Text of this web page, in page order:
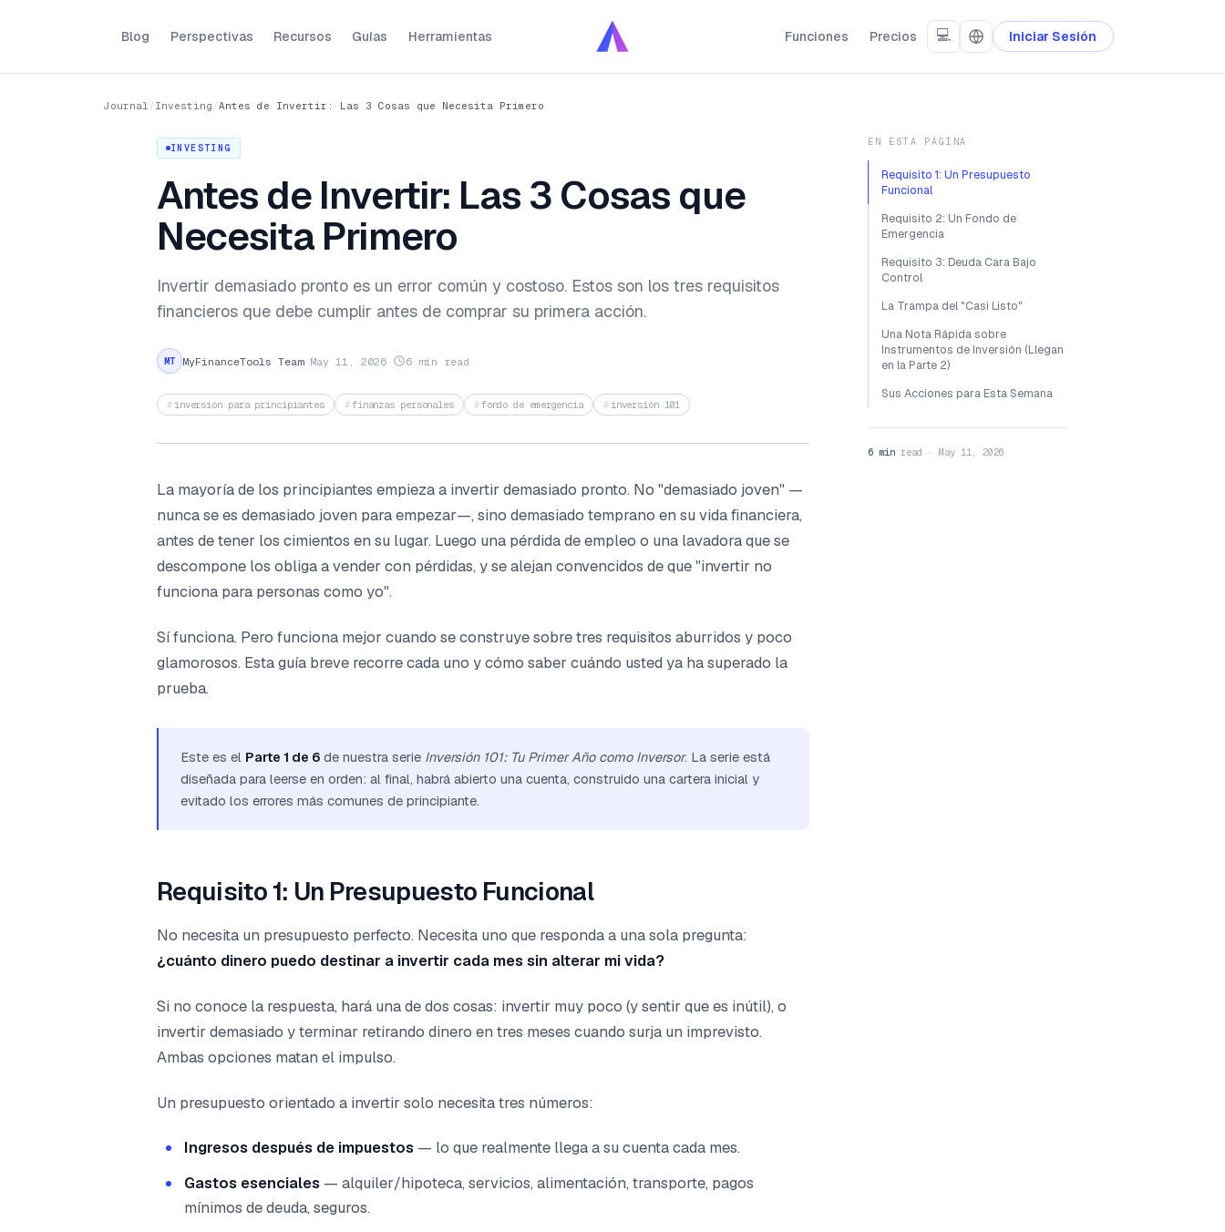
Blog Perspectivas Recursos Guías Herramientas Funciones Precios 💻 Iniciar Sesión
Journal / Investing /Antes de Invertir: Las 3 Cosas que Necesita Primero
INVESTING
Antes de Invertir: Las 3 Cosas que
Necesita Primero
Invertir demasiado pronto es un error común y costoso. Estos son los tres requisitos
financieros que debe cumplir antes de comprar su primera acción.
MT MyFinanceTools Team· May 11, 2026 · 6 min read
inversión para principiantes finanzas personales fondo de emergencia inversión 101
La mayoría de los principiantes empieza a invertir demasiado pronto. No "demasiado joven" —
nunca se es demasiado joven para empezar—, sino demasiado temprano en su vida financiera,
antes de tener los cimientos en su lugar. Luego una pérdida de empleo o una lavadora que se
descompone los obliga a vender con pérdidas, y se alejan convencidos de que "invertir no
funciona para personas como yo".
Sí funciona. Pero funciona mejor cuando se construye sobre tres requisitos aburridos y poco
glamorosos. Esta guía breve recorre cada uno y cómo saber cuándo usted ya ha superado la
prueba.
Este es el Parte 1 de 6 de nuestra serie Inversión 101: Tu Primer Año como Inversor. La serie está
diseñada para leerse en orden: al final, habrá abierto una cuenta, construido una cartera inicial y
evitado los errores más comunes de principiante.
Requisito 1: Un Presupuesto Funcional
No necesita un presupuesto perfecto. Necesita uno que responda a una sola pregunta:
¿cuánto dinero puedo destinar a invertir cada mes sin alterar mi vida?
Si no conoce la respuesta, hará una de dos cosas: invertir muy poco (y sentir que es inútil), o
invertir demasiado y terminar retirando dinero en tres meses cuando surja un imprevisto.
Ambas opciones matan el impulso.
Un presupuesto orientado a invertir solo necesita tres números:
Ingresos después de impuestos — lo que realmente llega a su cuenta cada mes.
Gastos esenciales — alquiler/hipoteca, servicios, alimentación, transporte, pagos
mínimos de deuda, seguros.
EN ESTA PÁGINA
Requisito 1: Un Presupuesto
Funcional
Requisito 2: Un Fondo de
Emergencia
Requisito 3: Deuda Cara Bajo
Control
La Trampa del "Casi Listo"
Una Nota Rápida sobre
Instrumentos de Inversión (Llegan
en la Parte 2)
Sus Acciones para Esta Semana
6 min read · May 11, 2026